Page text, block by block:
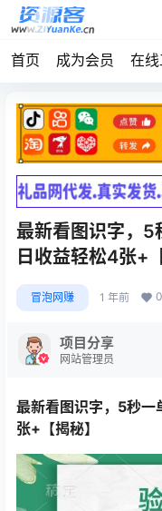
首页 成为会员 在
最新看图识字，5
日收益轻松4张+
冒泡网赚 1 年前 0
项目分享
网站管理员
最新看图识字，5秒一
张+【揭秘】